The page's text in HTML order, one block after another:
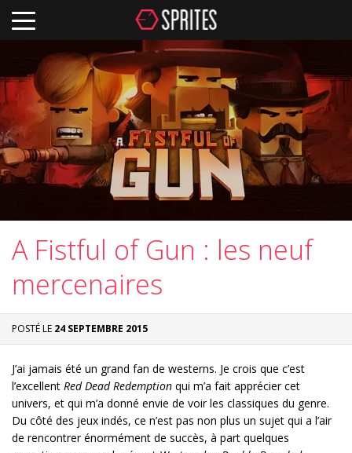
A Fistful of Gun : les neuf
mercenaires
POSTÉ LE 24 SEPTEMBRE 2015
J’ai jamais été un grand fan de westerns. Je crois que c’est
l’excellent Red Dead Redemption qui m’a fait apprécier cet
univers, et qui m’a donné envie de voir les classiques du genre.
Du côté des jeux indés, ce n’est pas non plus un sujet qui a l’air
de rencontrer énormément de succès, à part quelques